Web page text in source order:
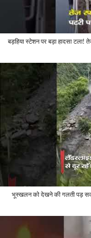
बड़हिया स्टेशन पर बड़ा हादसा
भूस्खलन को देखने की गलती पड़